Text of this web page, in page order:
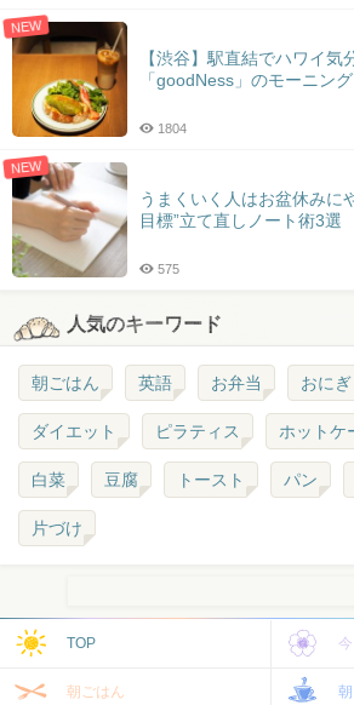
NEW
【渋谷】駅直結でハワイ気
「goodNess」のモーニング
1804
NEW
うまくいく人はお盆休みに
目標”立て直しノート術3選
575
人気のキーワード
朝ごはん 英語 お弁当 おにぎ
ダイエット ピラティス ホットケ
白菜 豆腐 トースト パン
片づけ
TOP
朝ごはん